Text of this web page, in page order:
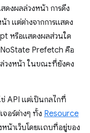
ดงผลล่วงหน้า การดึง
แต่ต่างจากการแสดง
หรือแสดงผลส่วนใด
Prefetch คือ
ล่วงหน้า ในขณะที่ยังคง
API แต่เป็นกลไกที่
อร์ต่างๆ ทั้ง Resource
น้าเว็บโดยแถบที่อยู่ของ